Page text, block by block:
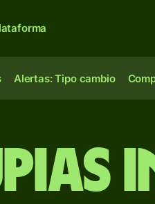
Alertas: Tipo cambio